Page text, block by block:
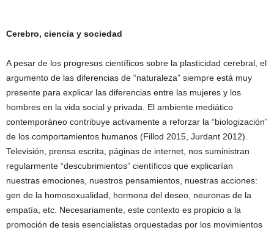
Cerebro, ciencia y sociedad
A pesar de los progresos científicos sobre la plasticidad cerebral, el
argumento de las diferencias de “naturaleza” siempre está muy
presente para explicar las diferencias entre las mujeres y los
hombres en la vida social y privada. El ambiente mediático
contemporáneo contribuye activamente a reforzar la “biologización”
de los comportamientos humanos (Fillod 2015, Jurdant 2012).
Televisión, prensa escrita, páginas de internet, nos suministran
regularmente “descubrimientos” científicos que explicarían
nuestras emociones, nuestros pensamientos, nuestras acciones:
gen de la homosexualidad, hormona del deseo, neuronas de la
empatía, etc. Necesariamente, este contexto es propicio a la
promoción de tesis esencialistas orquestadas por los movimientos